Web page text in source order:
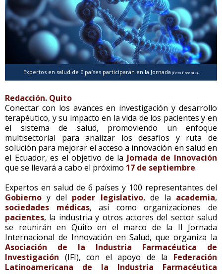
Expertos en salud de 6 países participarán en la Jornada (Foto Freepik).
Redacción. Quito
Conectar con los avances en investigación y desarrollo
terapéutico, y su impacto en la vida de los pacientes y en
el sistema de salud, promoviendo un enfoque
multisectorial para analizar los desafíos y ruta de
solución para mejorar el acceso a innovación en salud en
el Ecuador, es el objetivo de la Jornada de Innovación
que se llevará a cabo el próximo 17 de septiembre.
Expertos en salud de 6 países y 100 representantes del
Gobierno y del poder legislativo, de la academia,
sociedades médicas, así como organizaciones de
pacientes, la industria y otros actores del sector salud
se reunirán en Quito en el marco de la II Jornada
Internacional de Innovación en Salud, que organiza la
Asociación de la Industria Farmacéutica de
Investigación (IFI), con el apoyo de la Federación
Latinoamericana de la Industria Farmacéutica